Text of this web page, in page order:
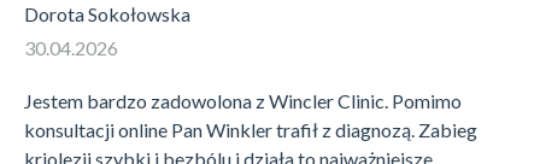
Dorota Sokołowska
30.04.2026
Jestem bardzo zadowolona z Wincler Clinic. Pomimo
konsultacji online Pan Winkler trafił z diagnozą. Zabieg
kriolezji szybki i bezbólu i działa to najważniejsze.